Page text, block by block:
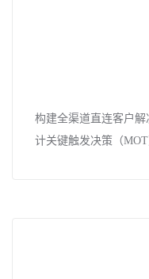
构建全渠道直连客户
计关键触发决策（